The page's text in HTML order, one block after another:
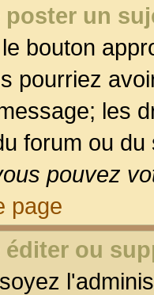
un
bouton
pourriez
les
forum ou
pouvez
page
ou